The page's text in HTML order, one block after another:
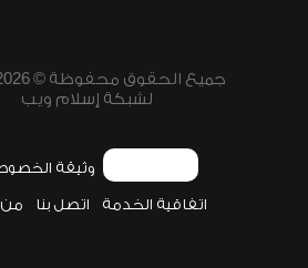
لشبكة إسلام ويب
وثيقة
اتفاقية الخدمة اتصل بنا